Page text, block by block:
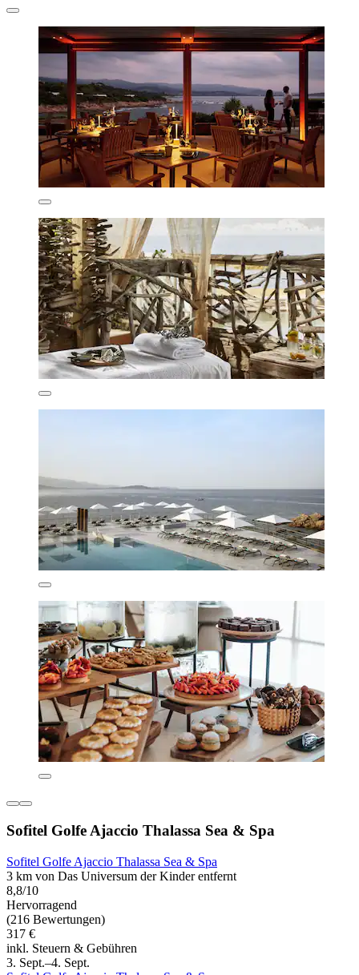
Sofitel Golfe Ajaccio Thalassa Sea & Spa
Sofitel Golfe Ajaccio Thalassa Sea & Spa
3 km von Das Universum der Kinder entfernt
8,8/10
Hervorragend
(216 Bewertungen)
317 €
inkl. Steuern & Gebühren
3. Sept.–4. Sept.